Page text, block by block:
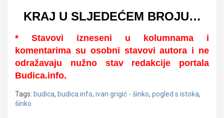
KRAJ U SLJEDEĆEM BROJU…
* Stavovi izneseni u kolumnama i
komentarima su osobni stavovi autora i ne
odražavaju nužno stav redakcije portala
Budica.info.
Tags: budica, budica.info, ivan grigić - šinko, pogled s istoka,
šinko